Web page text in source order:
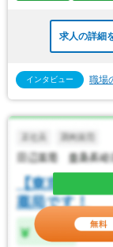
求人の詳細
インタビュー 職場